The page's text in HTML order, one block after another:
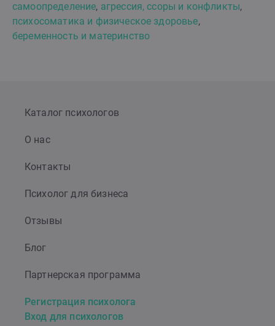
самоопределение, агрессия, ссоры и конфликты,
психосоматика и физическое здоровье,
беременность и материнство
Каталог психологов
О нас
Контакты
Психолог для бизнеса
Отзывы
Блог
Партнерская программа
Регистрация психолога
Вход для психологов